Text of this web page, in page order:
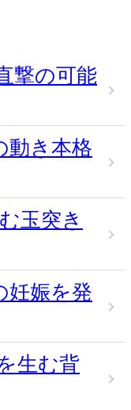
撃の可能
動き本格
玉突き
妊娠を発
生む背